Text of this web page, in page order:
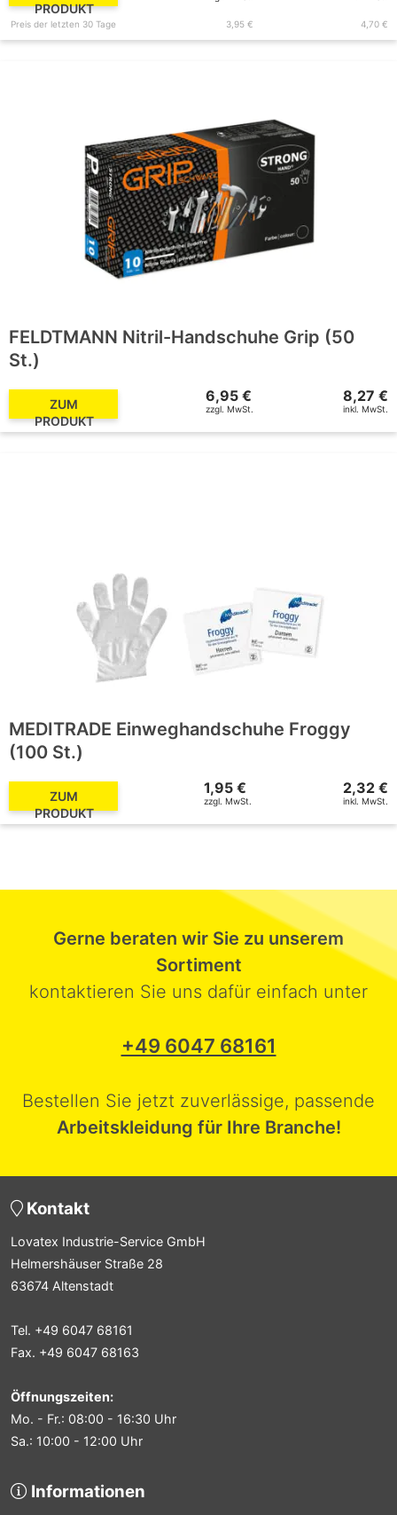
PRODUKT
Preis der letzten 30 Tage 3,95 € 4,70 €
FELDTMANN Nitril-Handschuhe Grip (50
St.)
ZUM
PRODUKT
6,95 €
zzgl. MwSt.
8,27 €
inkl. MwSt.
MEDITRADE Einweghandschuhe Froggy
(100 St.)
ZUM
PRODUKT
1,95 €
zzgl. MwSt.
2,32 €
inkl. MwSt.
Gerne beraten wir Sie zu unserem
Sortiment
kontaktieren Sie uns dafür einfach unter
+49 6047 68161
Bestellen Sie jetzt zuverlässige, passende
Arbeitskleidung für Ihre Branche!
Kontakt
Lovatex Industrie-Service GmbH
Helmershäuser Straße 28
63674 Altenstadt
Tel. +49 6047 68161
Fax. +49 6047 68163
Öffnungszeiten:
Mo. - Fr.: 08:00 - 16:30 Uhr
Sa.: 10:00 - 12:00 Uhr
Informationen